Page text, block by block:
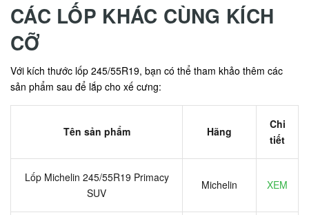
CÁC LỐP KHÁC CÙNG KÍCH
CỠ
Với kích thước lốp 245/55R19, bạn có thể tham khảo thêm các
sản phẩm sau để lắp cho xế cưng:
Tên sản phẩm Hãng
Chi
tiết
Lốp Michelin 245/55R19 Primacy
SUV
Michelin XEM